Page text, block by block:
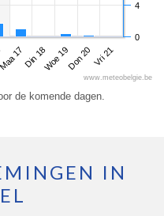
17Din 18Woe 19Don 20Vri 21
0
4
www.meteobelgie.be
de komende dagen.
IN